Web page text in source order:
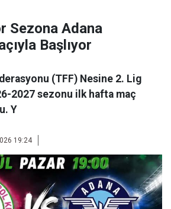
Sezona Adana
Başlıyor
(TFF) Nesine 2. Lig
2027 sezonu ilk hafta maç
Y
19:24